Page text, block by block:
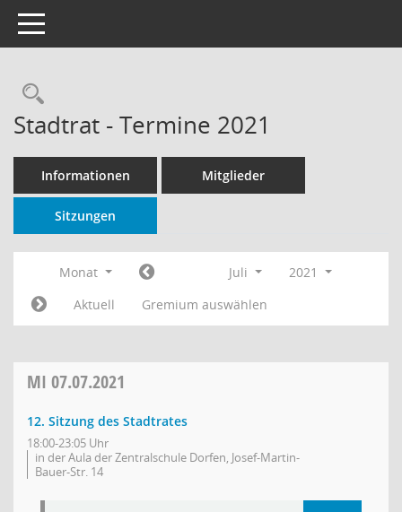
Toggle navigation
Rechercheauswahl
Stadtrat - Termine 2021
Informationen Mitglieder
Sitzungen
Monat Juli
2021
Aktuell
Gremium auswählen
MI 07.07.2021
12. Sitzung des Stadtrates
18:00-23:05 Uhr
in der Aula der Zentralschule Dorfen, Josef-Martin-
Bauer-Str. 14